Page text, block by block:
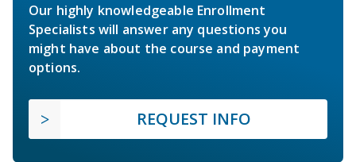
Our highly knowledgeable Enrollment
Specialists will answer any questions you
might have about the course and payment
options.
REQUEST INFO